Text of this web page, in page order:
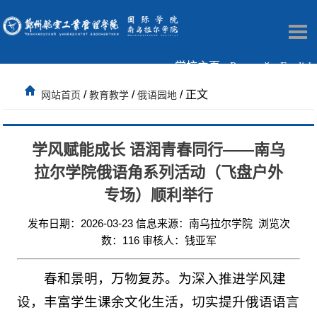
学校主页 Русский English
网站首页 /教育教学 /俄语园地 / 正文
学风赋能成长 语润青春同行——南乌
拉尔学院俄语角系列活动（飞盘户外
专场）顺利举行
发布日期：2026-03-23 信息来源：南乌拉尔学院 浏览次
数： 116审核人：钱亚军
春和景明，万物复苏。为深入推进学风建
设，丰富学生课余文化生活，切实提升俄语语言